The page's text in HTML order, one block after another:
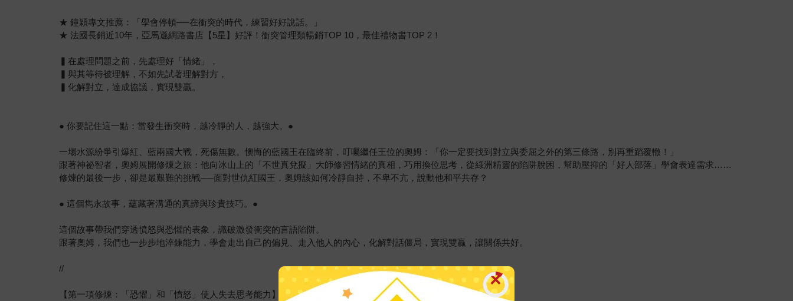
★ 鐘穎專文推薦：「學會停頓──在衝突的時代，練習好好說話。」
★ 法國長銷近10年，亞馬遜網路書店【5星】好評！衝突管理類暢銷TOP 10，最佳禮物書TOP 2！
▍在處理問題之前，先處理好「情緒」，
▍與其等待被理解，不如先試著理解對方，
▍化解對立，達成協議，實現雙贏。
● 你要記住這一點：當發生衝突時，越冷靜的人，越強大。●
一場水源紛爭引爆紅、藍兩國大戰，死傷無數。懊悔的藍國王在臨終前，叮囑繼任王位的奧姆：「你一定要找到對立與委屈之外的第三條路，別再重蹈覆轍！」
跟著神祕智者，奧姆展開修煉之旅：他向冰山上的「不世真兌擬」大師修習情緒的真相，巧用換位思考，從綠洲精靈的陷阱脫困，幫助壓抑的「好人部落」學會表達需求……
修煉的最後一步，卻是最艱難的挑戰──面對世仇紅國王，奧姆該如何冷靜自持，不卑不亢，說動他和平共存？
● 這個雋永故事，蘊藏著溝通的真諦與珍貴技巧。●
這個故事帶我們穿透憤怒與恐懼的表象，識破激發衝突的言語陷阱。
跟著奧姆，我們也一步步地淬鍊能力，學會走出自己的偏見、走入他人的內心，化解對話僵局，實現雙贏，讓關係共好。
//
【第一項修煉：「恐懼」和「憤怒」使人失去思考能力】